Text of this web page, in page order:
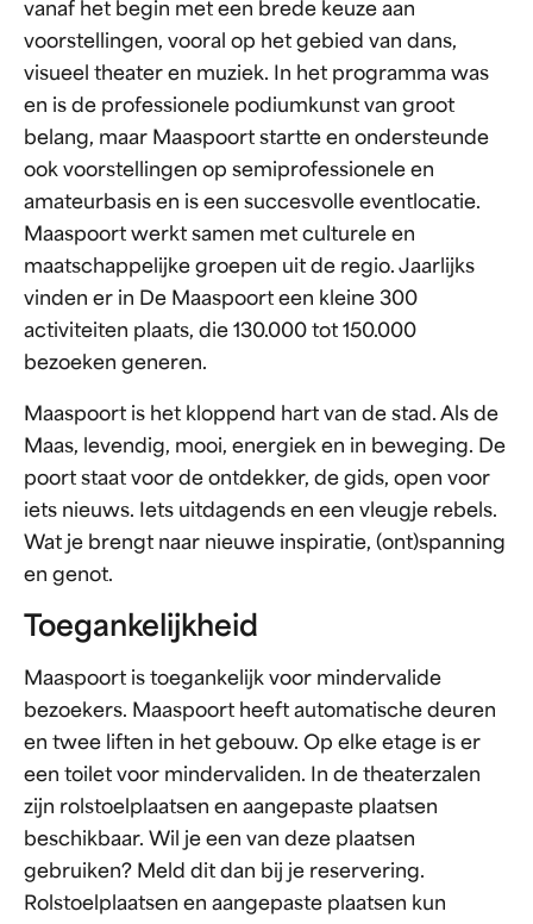
vanaf het begin met een brede keuze aan
voorstellingen, vooral op het gebied van dans,
visueel theater en muziek. In het programma was
en is de professionele podiumkunst van groot
belang, maar Maaspoort startte en ondersteunde
ook voorstellingen op semiprofessionele en
amateurbasis en is een succesvolle eventlocatie.
Maaspoort werkt samen met culturele en
maatschappelijke groepen uit de regio. Jaarlijks
vinden er in De Maaspoort een kleine 300
activiteiten plaats, die 130.000 tot 150.000
bezoeken generen.
Maaspoort is het kloppend hart van de stad. Als de
Maas, levendig, mooi, energiek en in beweging. De
poort staat voor de ontdekker, de gids, open voor
iets nieuws. Iets uitdagends en een vleugje rebels.
Wat je brengt naar nieuwe inspiratie, (ont)spanning
en genot.
Toegankelijkheid
Maaspoort is toegankelijk voor mindervalide
bezoekers. Maaspoort heeft automatische deuren
en twee liften in het gebouw. Op elke etage is er
een toilet voor mindervaliden. In de theaterzalen
zijn rolstoelplaatsen en aangepaste plaatsen
beschikbaar. Wil je een van deze plaatsen
gebruiken? Meld dit dan bij je reservering.
Rolstoelplaatsen en aangepaste plaatsen kun